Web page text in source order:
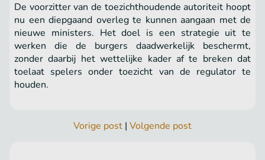
De voorzitter van de toezichthoudende autoriteit hoopt
nu een diepgaand overleg te kunnen aangaan met de
nieuwe ministers. Het doel is een strategie uit te
werken die de burgers daadwerkelijk beschermt,
zonder daarbij het wettelijke kader af te breken dat
toelaat spelers onder toezicht van de regulator te
houden.
Vorige post | Volgende post